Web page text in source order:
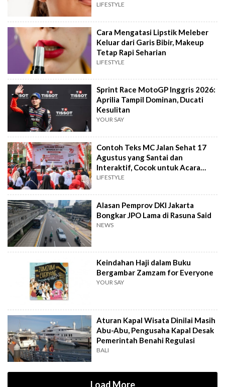
LIFESTYLE
Cara Mengatasi Lipstik Meleber
Keluar dari Garis Bibir, Makeup
Tetap Rapi Seharian
LIFESTYLE
Sprint Race MotoGP Inggris 2026:
Aprilia Tampil Dominan, Ducati
Kesulitan
YOUR SAY
Contoh Teks MC Jalan Sehat 17
Agustus yang Santai dan
Interaktif, Cocok untuk Acara
Tingkat RT
LIFESTYLE
Alasan Pemprov DKI Jakarta
Bongkar JPO Lama di Rasuna Said
NEWS
Keindahan Haji dalam Buku
Bergambar Zamzam for Everyone
YOUR SAY
Aturan Kapal Wisata Dinilai Masih
Abu-Abu, Pengusaha Kapal Desak
Pemerintah Benahi Regulasi
BALI
Load More